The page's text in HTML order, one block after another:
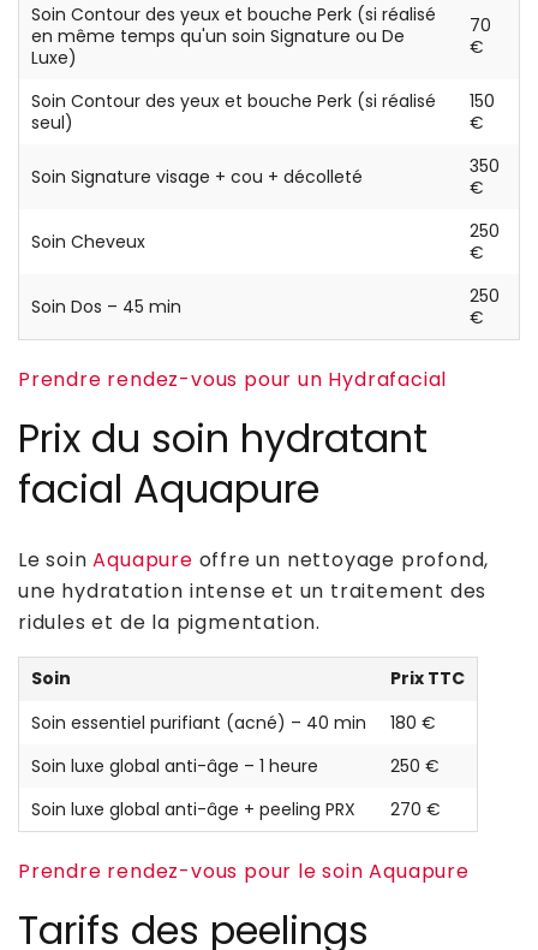
Soin Contour des yeux et bouche Perk (si réalisé
en même temps qu'un soin Signature ou De
Luxe)
70
€
Soin Contour des yeux et bouche Perk (si réalisé
seul)
150
€
Soin Signature visage + cou + décolleté
350
€
Soin Cheveux
250
€
Soin Dos – 45 min
250
€
Prendre rendez-vous pour un Hydrafacial
Prix du soin hydratant
facial Aquapure
Le soinAquapure offre un nettoyage profond,
une hydratation intense et un traitement des
ridules et de la pigmentation.
Soin
Prix TTC
Soin essentiel purifiant (acné) – 40 min
180 €
Soin luxe global anti-âge – 1 heure
250 €
Soin luxe global anti-âge + peeling PRX
270 €
Prendre rendez-vous pour le soin Aquapure
Tarifs des peelings